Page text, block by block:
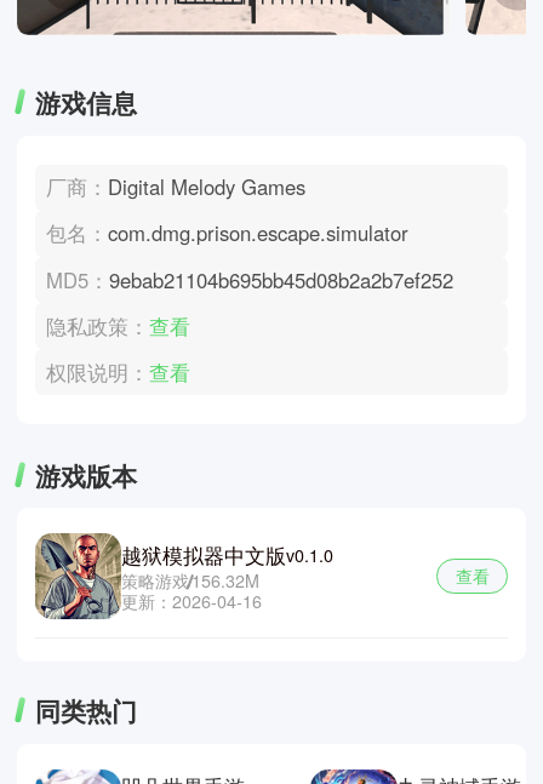
游戏信息
厂商： Digital Melody Games
包名：com.dmg.prison.escape.simulator
MD5：9ebab21104b695bb45d08b2a2b7ef252
隐私政策：查看
权限说明：查看
游戏版本
越狱模拟器中文版v0.1.0
策略游戏156.32M
更新：2026-04-16
查看
同类热门